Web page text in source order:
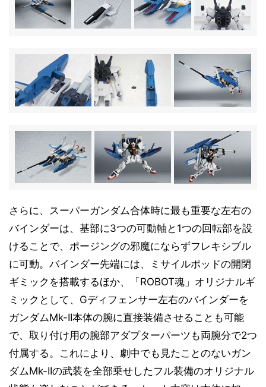
さらに、スーパーガンダム合体時に最も重要な左右の
バインダーは、基部に3つの可動軸と1つの回転部を設
けることで、ポージングの邪魔にならずフレキシブル
に可動。バインダー先端には、ミサイルポッドの開閉
ギミックを搭載するほか、「ROBOT魂」オリジナルギ
ミックとして、Gディフェンサー左右のバインダーを
ガンダムMk-II本体の腕に直接装備させることも可能
で、取り付け用の腕部アダプターパーツも両腕分で2つ
付属する。これにより、劇中でも見たことのないガン
ダムMk-IIの武装を全部乗せしたフル装備のオリジナル